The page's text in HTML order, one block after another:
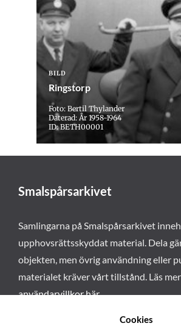
BILD
Ringstorp
Foto: Bertil Thylander
Daterad: År 1958-1964
ID: BETH00001
Smalspårsarkivet
Samlingarna på Smalspårsarkivet
upphovsrättsskyddat material. Dela
objekten, men övrig användning eller
materialet kräver vårt tillstånd. Läs
användarvillkor här.
Cookies